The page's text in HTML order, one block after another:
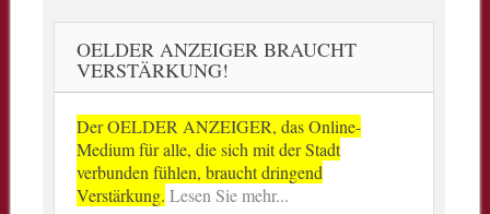
OELDER ANZEIGER BRAUCHT
VERSTÄRKUNG!
Der OELDER ANZEIGER, das Online-
Medium für alle, die sich mit der Stadt
verbunden fühlen, braucht dringend
Verstärkung. Lesen Sie mehr...